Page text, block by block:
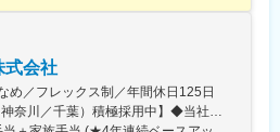
式会社
め／フレックス制／年間休日125日
【首都圏（東京／埼玉／神奈川／千葉）積極採用中】◆当社が展開する【北海道／関東／首都圏／中部／近畿／九州】の各事業所へご希望を考慮した上で配属となります。【北海道】北海道【関東】栃木／群馬／茨城／長野／山梨／新潟【首都圏】東京／埼玉／神奈川／千葉★積極採用エリア【中部】静岡／愛知／三重／岐阜【近畿】滋賀／兵庫／大阪／京都／奈良／和歌山【九州】福岡／長崎／熊本／大分／宮崎／鹿児島各事業所の詳細については、弊社HPよりご確認ください※「企業情報」→「拠点」よりご確認いただけます。屋内禁煙(※喫煙室あり※禁煙タイムあり※喫煙室での就労はありません)